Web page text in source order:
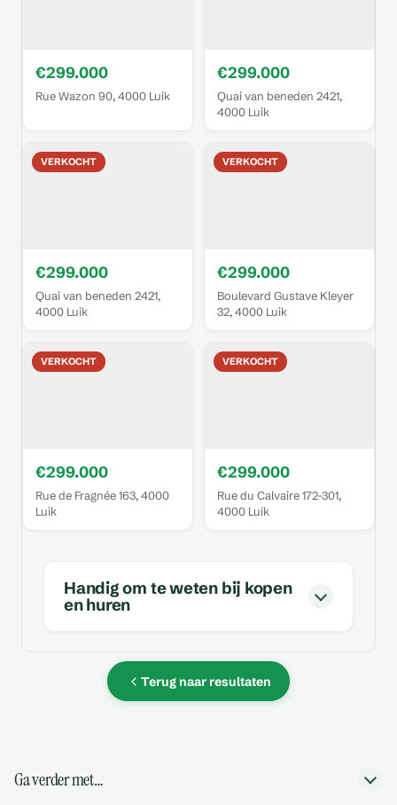
€299.000
Rue Wazon 90, 4000 Luik
€299.000
Quai van beneden 2421,
4000 Luik
VERKOCHT
€299.000
Quai van beneden 2421,
4000 Luik
VERKOCHT
€299.000
Boulevard Gustave Kleyer
32, 4000 Luik
VERKOCHT
€299.000
Rue de Fragnée 163, 4000
Luik
VERKOCHT
€299.000
Rue du Calvaire 172-301,
4000 Luik
Handig om te weten bij kopen
en huren
Terug naar resultaten
Ga verder met…